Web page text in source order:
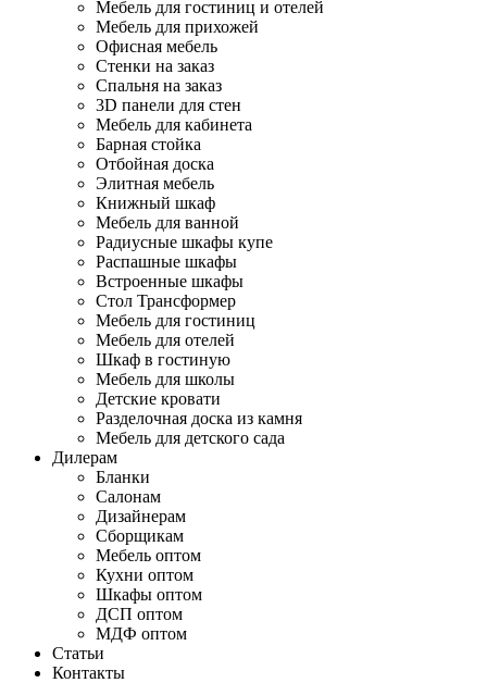
Мебель для гостиниц и отелей
Мебель для прихожей
Офисная мебель
Стенки на заказ
Спальня на заказ
3D панели для стен
Мебель для кабинета
Барная стойка
Отбойная доска
Элитная мебель
Книжный шкаф
Мебель для ванной
Радиусные шкафы купе
Распашные шкафы
Встроенные шкафы
Стол Трансформер
Мебель для гостиниц
Мебель для отелей
Шкаф в гостиную
Мебель для школы
Детские кровати
Разделочная доска из камня
Мебель для детского сада
Дилерам
Бланки
Салонам
Дизайнерам
Сборщикам
Мебель оптом
Кухни оптом
Шкафы оптом
ДСП оптом
МДФ оптом
Статьи
Контакты